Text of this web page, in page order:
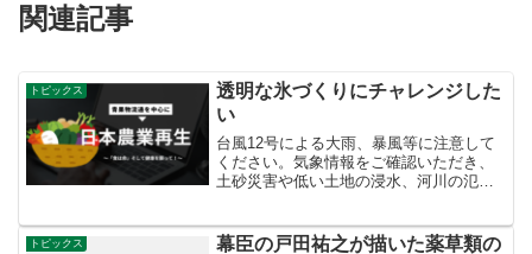
関連記事
トピックス
透明な氷づくりにチャレンジした
い
台風12号による大雨、暴風等に注意して
ください。気象情報をご確認いただき、
土砂災害や低い土地の浸水、河川の氾濫
氷機能で作ることができますが、コンビ
トピックス
幕臣の戸田祐之が描いた薬草類の